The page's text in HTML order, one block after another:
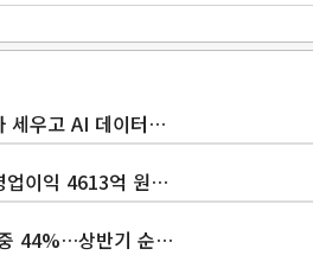
세우고 AI 데이터…
업이익 4613억 원…
44%…상반기 순…